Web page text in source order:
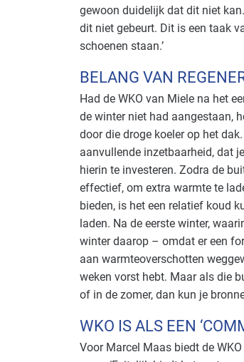
gewoon duidelijk dat dit niet
dit niet gebeurt. Dit is een taak
schoenen staan.’
BELANG VAN
Had de WKO van Miele na het
de winter niet had aangestaan,
door die droge koeler op het
aanvullende inzetbaarheid, dat
hierin te investeren. Zodra de
effectief, om extra warmte te
bieden, is het een relatief koud
laden. Na de eerste winter,
winter daarop – omdat er een
aan warmteoverschotten
weken vorst hebt. Maar als die
of in de zomer, dan kun je
WKO IS ALS EEN
Voor Marcel Maas biedt de